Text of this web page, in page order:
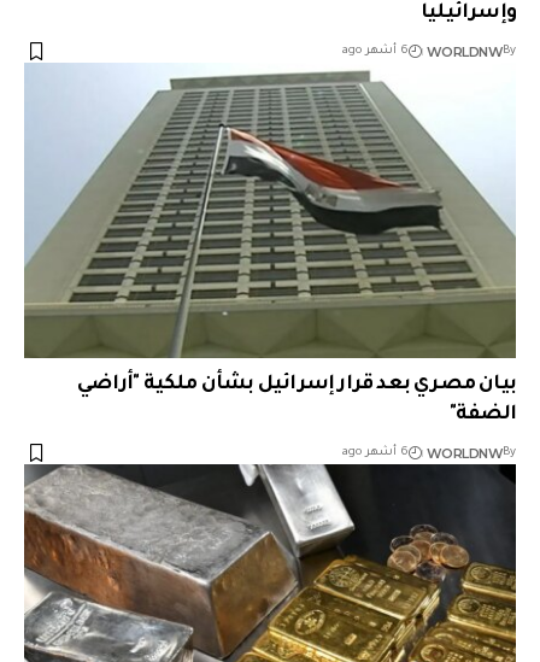
وإسرائيليا
By
WORLDNW 6 أشهر ago
بيان مصري بعد قرار إسرائيل بشأن ملكية "أراضي
الضفة"
By
WORLDNW 6 أشهر ago